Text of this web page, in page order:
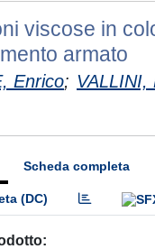
viscose in
armato
Enrico; VALLINI,
Scheda completa
(DC)